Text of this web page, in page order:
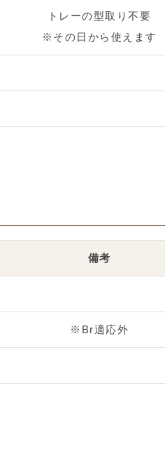
トレーの型取り不要
※その日から使えます
備考
※Br適応外